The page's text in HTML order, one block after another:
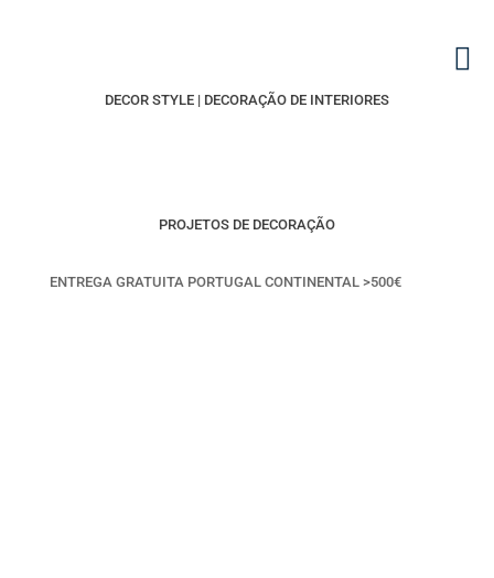
DECOR STYLE | DECORAÇÃO DE INTERIORES
PROJETOS DE DECORAÇÃO
ENTREGA GRATUITA PORTUGAL CONTINENTAL >500€